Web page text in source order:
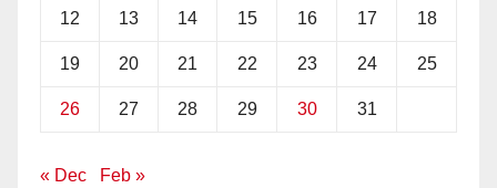
12 13 14 15 16 17 18
19 20 21 22 23 24 25
26 27 28 29 30 31
« Dec Feb »